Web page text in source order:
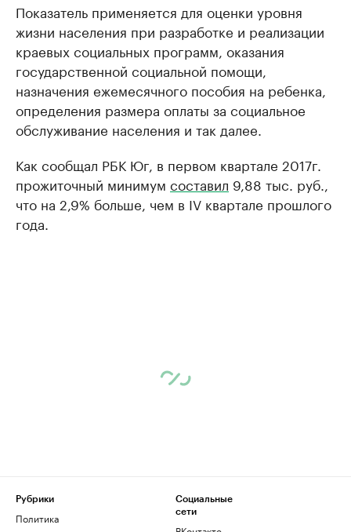
Показатель применяется для оценки уровня
жизни населения при разработке и реализации
краевых социальных программ, оказания
государственной социальной помощи,
назначения ежемесячного пособия на ребенка,
определения размера оплаты за социальное
обслуживание населения и так далее.
Как сообщал РБК Юг, в первом квартале 2017г.
прожиточный минимум составил 9,88 тыс. руб.,
что на 2,9% больше, чем в IV квартале прошлого
года.
Рубрики
Политика
Социальные
сети